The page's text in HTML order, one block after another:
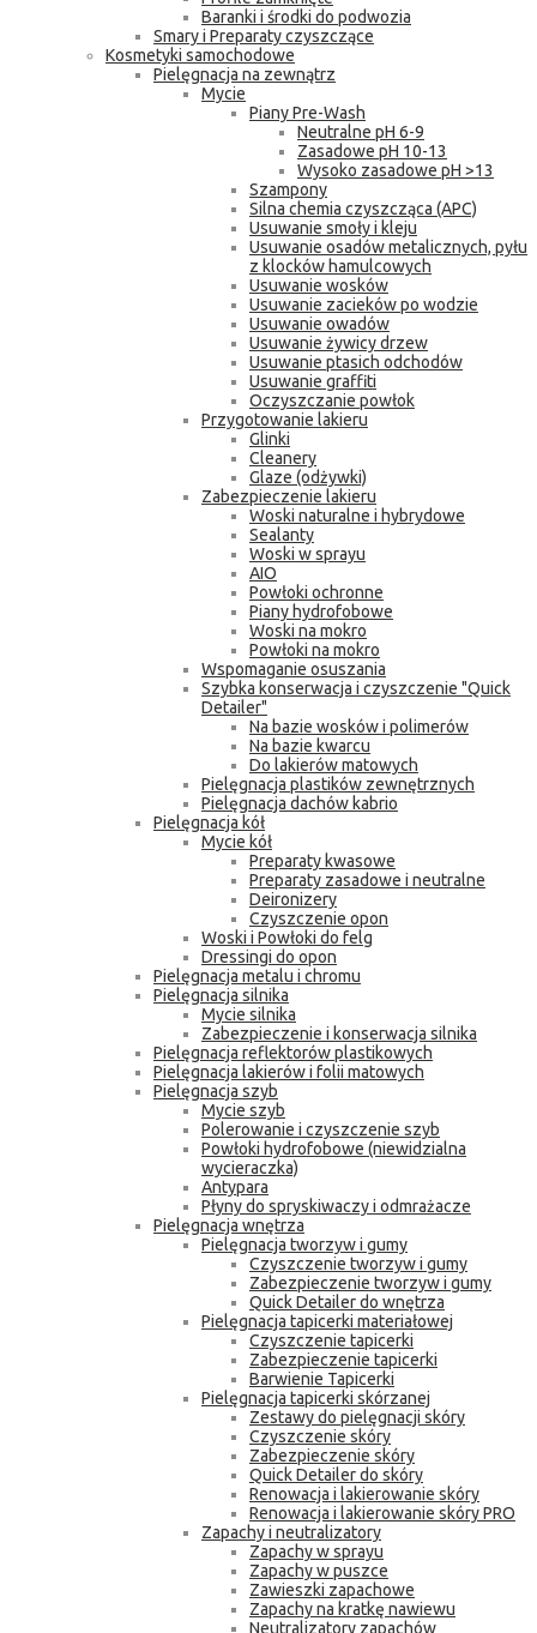
Baranki i środki do podwozia
Smary i Preparaty czyszczące
Kosmetyki samochodowe
Pielęgnacja na zewnątrz
Mycie
Piany Pre-Wash
Neutralne pH 6-9
Zasadowe pH 10-13
Wysoko zasadowe pH >13
Szampony
Silna chemia czyszcząca (APC)
Usuwanie smoły i kleju
Usuwanie osadów metalicznych, pyłu
z klocków hamulcowych
Usuwanie wosków
Usuwanie zacieków po wodzie
Usuwanie owadów
Usuwanie żywicy drzew
Usuwanie ptasich odchodów
Usuwanie graffiti
Oczyszczanie powłok
Przygotowanie lakieru
Glinki
Cleanery
Glaze (odżywki)
Zabezpieczenie lakieru
Woski naturalne i hybrydowe
Sealanty
Woski w sprayu
AIO
Powłoki ochronne
Piany hydrofobowe
Woski na mokro
Powłoki na mokro
Wspomaganie osuszania
Szybka konserwacja i czyszczenie "Quick
Detailer"
Na bazie wosków i polimerów
Na bazie kwarcu
Do lakierów matowych
Pielęgnacja plastików zewnętrznych
Pielęgnacja dachów kabrio
Pielęgnacja kół
Mycie kół
Preparaty kwasowe
Preparaty zasadowe i neutralne
Deironizery
Czyszczenie opon
Woski i Powłoki do felg
Dressingi do opon
Pielęgnacja metalu i chromu
Pielęgnacja silnika
Mycie silnika
Zabezpieczenie i konserwacja silnika
Pielęgnacja reflektorów plastikowych
Pielęgnacja lakierów i folii matowych
Pielęgnacja szyb
Mycie szyb
Polerowanie i czyszczenie szyb
Powłoki hydrofobowe (niewidzialna
wycieraczka)
Antypara
Płyny do spryskiwaczy i odmrażacze
Pielęgnacja wnętrza
Pielęgnacja tworzyw i gumy
Czyszczenie tworzyw i gumy
Zabezpieczenie tworzyw i gumy
Quick Detailer do wnętrza
Pielęgnacja tapicerki materiałowej
Czyszczenie tapicerki
Zabezpieczenie tapicerki
Barwienie Tapicerki
Pielęgnacja tapicerki skórzanej
Zestawy do pielęgnacji skóry
Czyszczenie skóry
Zabezpieczenie skóry
Quick Detailer do skóry
Renowacja i lakierowanie skóry
Renowacja i lakierowanie skóry PRO
Zapachy i neutralizatory
Zapachy w sprayu
Zapachy w puszce
Zawieszki zapachowe
Zapachy na kratkę nawiewu
Neutralizatory zapachów